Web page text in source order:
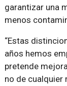
garantizar una
menos
Estas
años hemos
pretende
no de cualquier